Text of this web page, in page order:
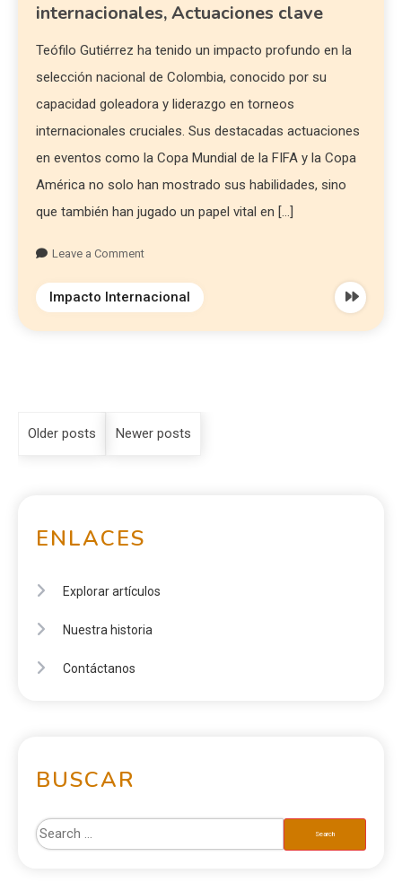
internacionales, Actuaciones clave
Teófilo Gutiérrez ha tenido un impacto profundo en la
selección nacional de Colombia, conocido por su
capacidad goleadora y liderazgo en torneos
internacionales cruciales. Sus destacadas actuaciones
en eventos como la Copa Mundial de la FIFA y la Copa
América no solo han mostrado sus habilidades, sino
que también han jugado un papel vital en […]
Leave a Comment
Impacto Internacional
Older posts Newer posts
ENLACES
Explorar artículos
Nuestra historia
Contáctanos
BUSCAR